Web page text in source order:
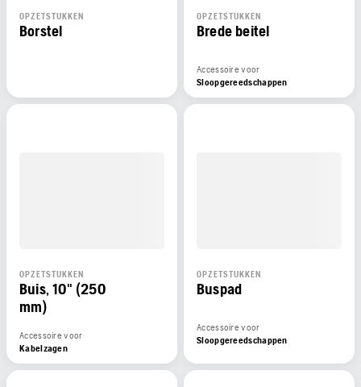
OPZETSTUKKEN
Borstel
OPZETSTUKKEN
Brede beitel
Accessoire voor
Sloopgereedschappen
OPZETSTUKKEN
Buis, 10" (250
mm)
Accessoire voor
Kabelzagen
OPZETSTUKKEN
Buspad
Accessoire voor
Sloopgereedschappen